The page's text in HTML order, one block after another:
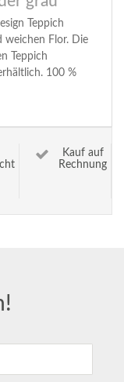
Teppich
weichen Flor. Die
Teppich
100 %
Kauf auf
Rechnung